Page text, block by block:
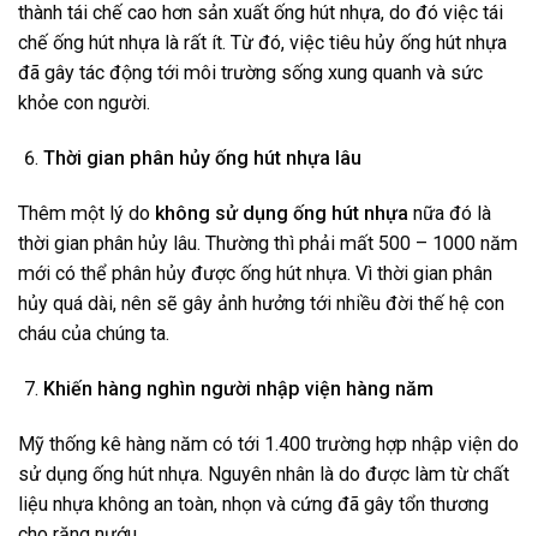
thành tái chế cao hơn sản xuất ống hút nhựa, do đó việc tái
chế ống hút nhựa là rất ít. Từ đó, việc tiêu hủy ống hút nhựa
đã gây tác động tới môi trường sống xung quanh và sức
khỏe con người.
Thời gian phân hủy ống hút nhựa lâu
Thêm một lý do không sử dụng ống hút nhựa nữa đó là
thời gian phân hủy lâu. Thường thì phải mất 500 – 1000 năm
mới có thể phân hủy được ống hút nhựa. Vì thời gian phân
hủy quá dài, nên sẽ gây ảnh hưởng tới nhiều đời thế hệ con
cháu của chúng ta.
Khiến hàng nghìn người nhập viện hàng năm
Mỹ thống kê hàng năm có tới 1.400 trường hợp nhập viện do
sử dụng ống hút nhựa. Nguyên nhân là do được làm từ chất
liệu nhựa không an toàn, nhọn và cứng đã gây tổn thương